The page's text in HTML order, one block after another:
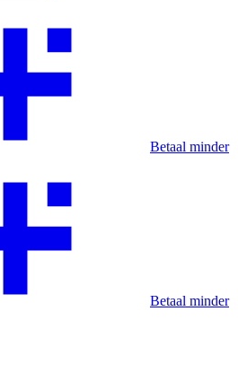
Betaal minder
Betaal minder